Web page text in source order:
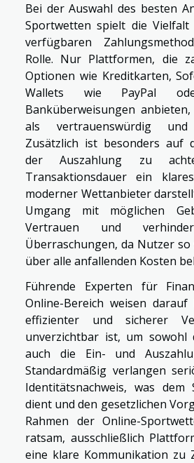
Bei der Auswahl des besten
Sportwetten spielt die
verfügbaren
Rolle. Nur Plattformen, die
Optionen wie Kreditkarten,
Wallets wie PayPal
Banküberweisungen
als vertrauenswürdig und
Zusätzlich ist besonders auf
der Auszahlung zu
Transaktionsdauer ein
moderner Wettanbieter
Umgang mit möglichen
Vertrauen und
Überraschungen, da Nutzer
über alle anfallenden Kosten
Führende Experten für
Online-Bereich weisen
effizienter und sicherer
unverzichtbar ist, um sowohl
auch die Ein- und
Standardmäßig verlangen
Identitätsnachweis, was
dient und den gesetzlichen
Rahmen der Online-
ratsam, ausschließlich
eine klare Kommunikation zu